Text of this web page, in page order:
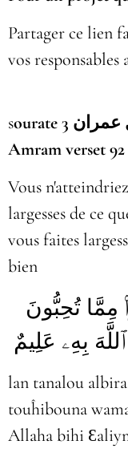
Partager ce lien
vos responsables
sourate 3 آل عمران āli ʿImrān la famille de
Amram verset 92
Vous
largesses de ce
vous faites
bien
مِمَّا تُحِبُّونَ
بِهِۦ عَلِيمٌ
lan tanalou
touĥibouna
Allaha bihi